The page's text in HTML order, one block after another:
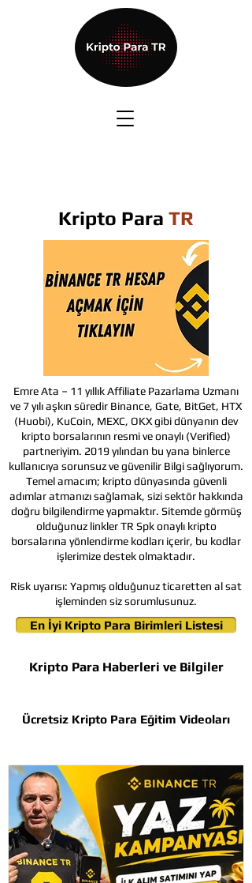
Ücretsiz Kripto Para Eğitim Videoları
Kripto Para Haberleri ve Bilgiler
En İyi Kripto Para Birimleri Listesi
Kripto Para TR
Emre Ata – 11 yıllık Affiliate Pazarlama Uzmanı
ve 7 yılı aşkın süredir Binance, Gate, BitGet, HTX
(Huobi), KuCoin, MEXC, OKX gibi dünyanın dev
kripto borsalarının resmi ve onaylı (Verified)
partneriyim. 2019 yılından bu yana binlerce
kullanıcıya sorunsuz ve güvenilir Bilgi sağlıyorum.
Temel amacım; kripto dünyasında güvenli
adımlar atmanızı sağlamak, sizi sektör hakkında
doğru bilgilendirme yapmaktır. Sitemde görmüş
olduğunuz linkler TR Spk onaylı kripto
borsalarına yönlendirme kodları içerir, bu kodlar
işlerimize destek olmaktadır.
Risk uyarısı: Yapmış olduğunuz ticaretten al sat
işleminden siz sorumlusunuz.